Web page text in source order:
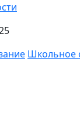
Школьное